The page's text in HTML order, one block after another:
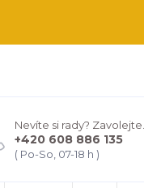
Nevíte si rady? Zavolejte.
+420 608 886 135
( Po-So, 07-18 h )